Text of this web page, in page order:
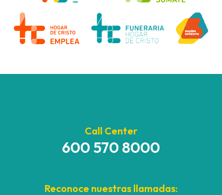
Call Center
600 570 8000
Reconoce nuestras llamadas: